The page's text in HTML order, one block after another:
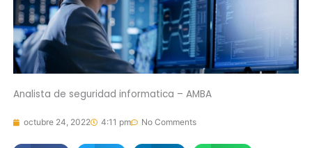
Analista de seguridad informatica – AMBA
octubre 24, 2022 4:11 pm No Comments